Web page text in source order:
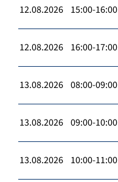
12.08.2026 15:00-16:00
12.08.2026 16:00-17:00
13.08.2026 08:00-09:00
13.08.2026 09:00-10:00
13.08.2026 10:00-11:00